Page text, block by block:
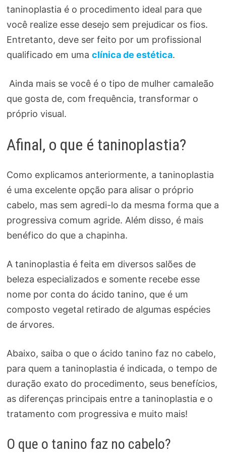
taninoplastia é o procedimento ideal para que
você realize esse desejo sem prejudicar os fios.
Entretanto, deve ser feito por um profissional
qualificado em uma clínica de estética.
Ainda mais se você é o tipo de mulher camaleão
que gosta de, com frequência, transformar o
próprio visual.
Afinal, o que é taninoplastia?
Como explicamos anteriormente, a taninoplastia
é uma excelente opção para alisar o próprio
cabelo, mas sem agredi-lo da mesma forma que a
progressiva comum agride. Além disso, é mais
benéfico do que a chapinha.
A taninoplastia é feita em diversos salões de
beleza especializados e somente recebe esse
nome por conta do ácido tanino, que é um
composto vegetal retirado de algumas espécies
de árvores.
Abaixo, saiba o que o ácido tanino faz no cabelo,
para quem a taninoplastia é indicada, o tempo de
duração exato do procedimento, seus benefícios,
as diferenças principais entre a taninoplastia e o
tratamento com progressiva e muito mais!
O que o tanino faz no cabelo?